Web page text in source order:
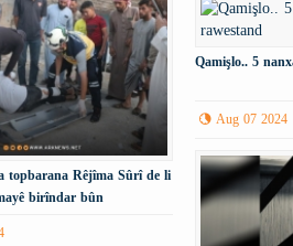
topbarana Rêjîma Sûrî de li
birîndar bûn
Qamişlo.. 5
Aug 07 2024